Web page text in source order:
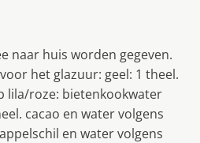
naar huis worden gegeven.
het glazuur: geel: 1 theel.
lila/roze: bietenkookwater
cacao en water volgens
en water volgens